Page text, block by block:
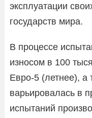
эксплуатации
государств мира.
В процессе
износом в 100
Евро-5 (летнее), а
варьировалась в
испытаний